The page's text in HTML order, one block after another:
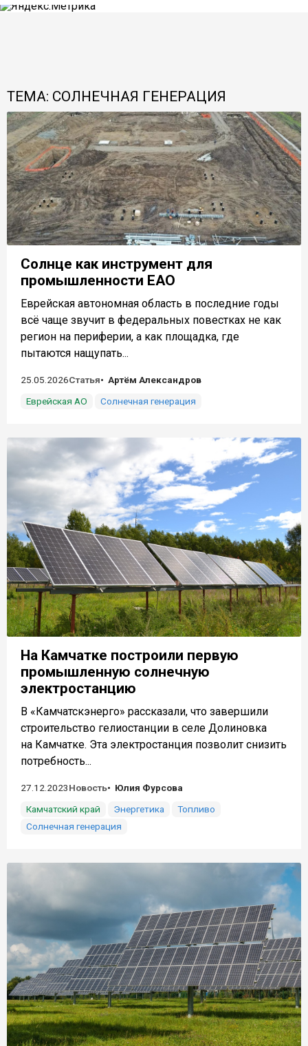
ТЕМА: СОЛНЕЧНАЯ ГЕНЕРАЦИЯ
Солнце как инструмент для
промышленности ЕАО
Еврейская автономная область в последние годы
всё чаще звучит в федеральных повестках не как
регион на периферии, а как площадка, где
пытаются нащупать...
25.05.2026Статья
Артём Александров
Еврейская АО
Солнечная генерация
На Камчатке построили первую
промышленную солнечную
электростанцию
В «Камчатскэнерго» рассказали, что завершили
строительство гелиостанции в селе Долиновка
на Камчатке. Эта электростанция позволит снизить
потребность...
27.12.2023Новость
Юлия Фурсова
Камчатский край
Энергетика
Топливо
Солнечная генерация